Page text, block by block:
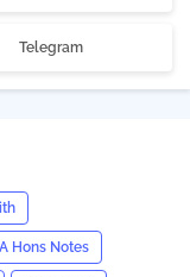
Telegram
Hons Notes